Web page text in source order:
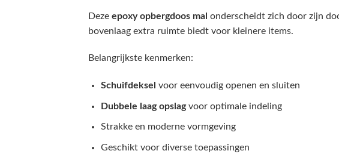
Deze epoxy opbergdoos mal onderscheidt zich door zijn
bovenlaag extra ruimte biedt voor kleinere items.
Belangrijkste kenmerken:
Schuifdeksel voor eenvoudig openen en sluiten
Dubbele laag opslagvoor optimale indeling
Strakke en moderne vormgeving
Geschikt voor diverse toepassingen